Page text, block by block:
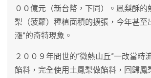
００億元（新台幣，下同）。鳳梨酥的
梨（菠蘿）種植面積的擴張，今年甚至
漲”的奇特現象。
２００９年問世的“微熱山丘”一改當時
餡料，完全使用土鳳梨做餡料，回歸鳳